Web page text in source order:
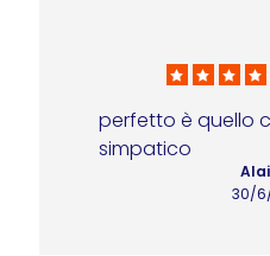
perfetto è quello
simpatico
30/